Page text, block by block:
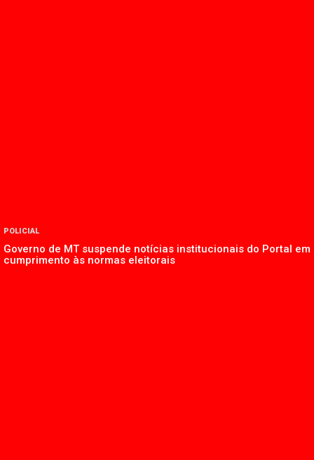
POLICIAL
Governo de MT suspende notícias institucionais do Portal em
cumprimento às normas eleitorais